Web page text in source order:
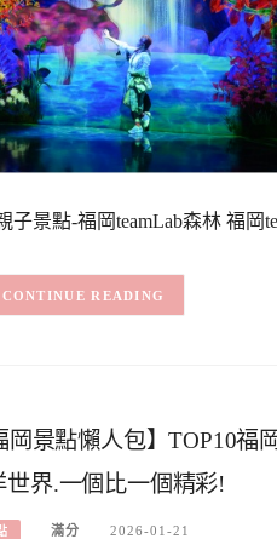
子景點-福岡teamLab森林 福
CONTINUE READING
岡景點懶人包】TOP10
世界.一個比一個精彩!
滿分 2026-01-21